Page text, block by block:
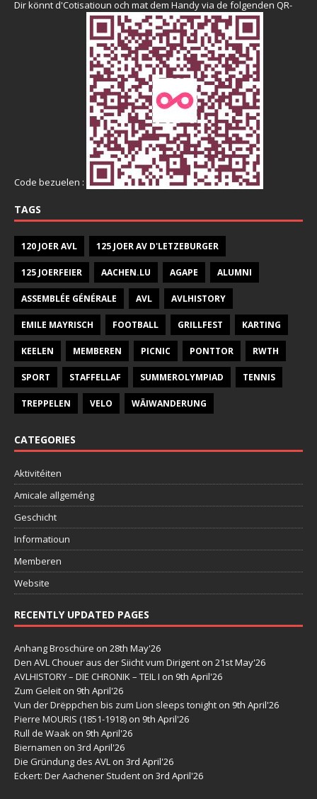
Dir könnt d'Cotisatioun och mat dem Handy via de folgenden QR-
Code bezuelen :
TAGS
120 JOER AVL 125 JOER AV D'LETZEBURGER
125 JOERFEIER AACHEN.LU AGAPE ALUMNI
ASSEMBLÉE GÉNÉRALE AVL AVLHISTORY
EMILE MAYRISCH FOOTBALL GRILLFEST KARTING
KEELEN MEMBEREN PICNIC PONTTOR RWTH
SPORT STAFFELLAF SUMMEROLYMPIAD TENNIS
TREPPELEN VELO WÄIWANDERUNG
CATEGORIES
Aktivitéiten
Amicale allgeméng
Geschicht
Informatioun
Memberen
Website
RECENTLY UPDATED PAGES
Anhang Broschüre on 28th May'26
Den AVL Chouer aus der Siicht vum Dirigent on 21st May'26
AVLHISTORY – DIE CHRONIK – TEIL I on 9th April'26
Zum Geleit on 9th April'26
Vun der Drëppchen bis zum Lion sleeps tonight on 9th April'26
Pierre MOURIS (1851-1918) on 9th April'26
Rull de Waak on 9th April'26
Biernamen on 3rd April'26
Die Gründung des AVL on 3rd April'26
Eckert: Der Aachener Student on 3rd April'26